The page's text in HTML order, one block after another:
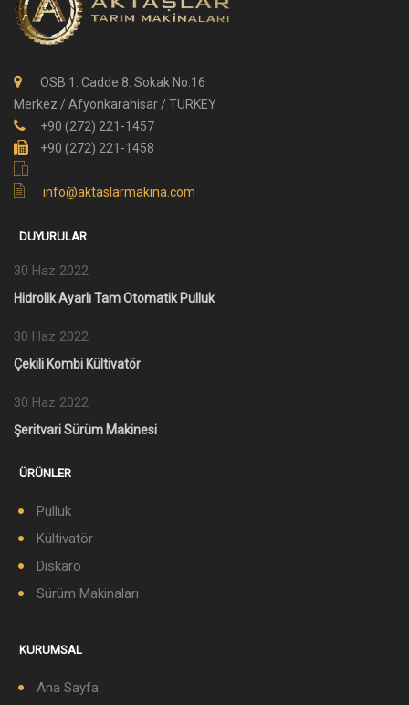
OSB 1. Cadde 8. Sokak No:16
Merkez / Afyonkarahisar / TURKEY
+90 (272) 221-1457
+90 (272) 221-1458
info@aktaslarmakina.com
DUYURULAR
30 Haz 2022
Hidrolik Ayarlı Tam Otomatik Pulluk
30 Haz 2022
Çekili Kombi Kültivatör
30 Haz 2022
Şeritvari Sürüm Makinesi
ÜRÜNLER
Pulluk
Kültivatör
Diskaro
Sürüm Makinaları
KURUMSAL
Ana Sayfa